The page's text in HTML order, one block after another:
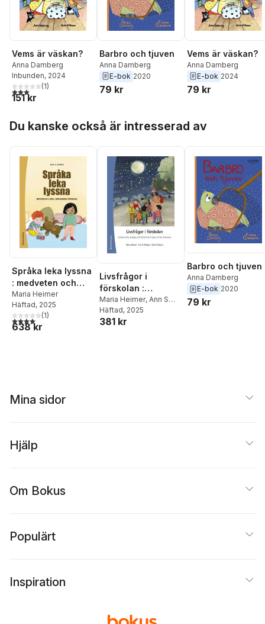
Vems är väskan?
Anna Damberg
Inbunden, 2024
3,0utav 5 stjärnor. Totalt antal röster:
(1)
151 kr
Barbro och tjuven
Anna Damberg
E-bok 2020
79 kr
Vems är väskan?
Anna Damberg
E-bok 2024
79 kr
Du kanske också är intresserad av
Språka leka lyssna
: medveten och
lekfull
undervisning i
förskolan
Maria Heimer
Häftad, 2025
4,0utav 5 stjärnor. Totalt antal röster:
(1)
638 kr
Livsfrågor i
förskolan :
existentiella,
andliga och
filosofiska frågor
Maria Heimer, Ann S
Pihlgren,Malin Pihlgren
Häftad, 2025
381 kr
Barbro och tjuven
Anna Damberg
E-bok 2020
79 kr
Mina sidor
Hjälp
Om Bokus
Populärt
Inspiration